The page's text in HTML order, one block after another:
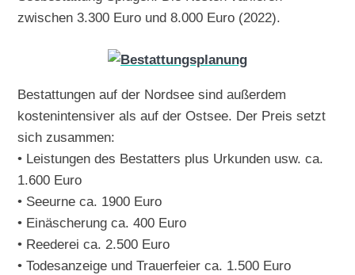
zwischen 3.300 Euro und 8.000 Euro (2022).
Bestattungen auf der Nordsee sind außerdem
kostenintensiver als auf der Ostsee. Der Preis setzt
sich zusammen:
• Leistungen des Bestatters plus Urkunden usw. ca.
1.600 Euro
• Seeurne ca. 1900 Euro
• Einäscherung ca. 400 Euro
• Reederei ca. 2.500 Euro
• Todesanzeige und Trauerfeier ca. 1.500 Euro